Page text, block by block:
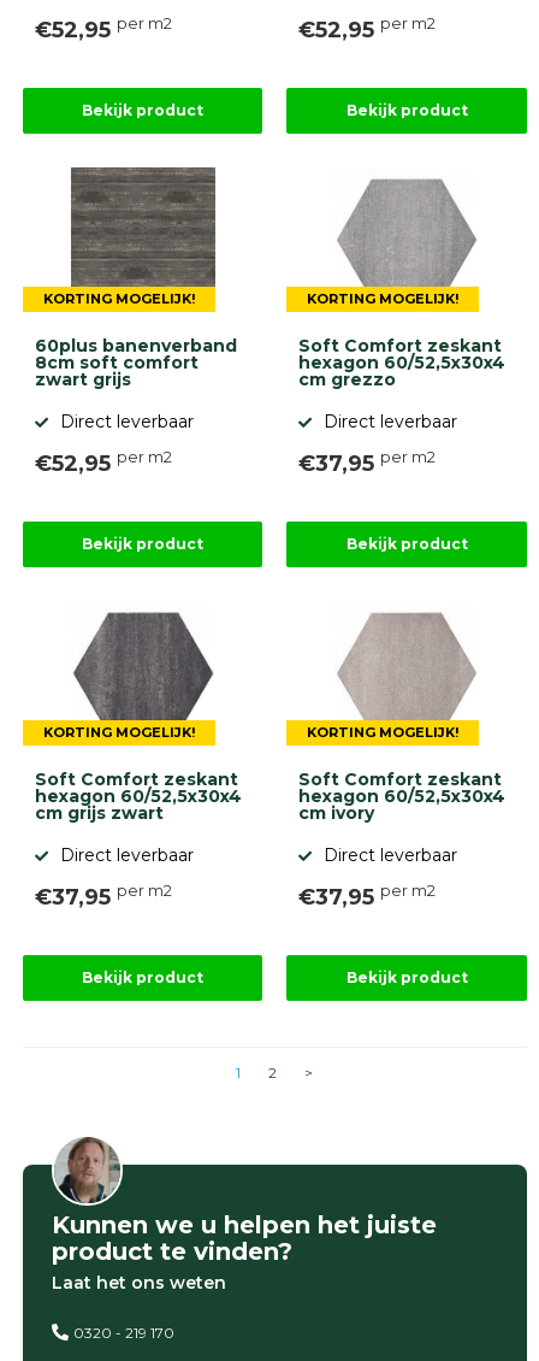
€52,95 per m2
Bekijk product
€52,95 per m2
Bekijk product
KORTING MOGELIJK!
60plus banenverband
8cm soft comfort
zwart grijs
Direct leverbaar
€52,95 per m2
Bekijk product
KORTING MOGELIJK!
Soft Comfort zeskant
hexagon 60/52,5x30x4
cm grezzo
Direct leverbaar
€37,95 per m2
Bekijk product
KORTING MOGELIJK!
Soft Comfort zeskant
hexagon 60/52,5x30x4
cm grijs zwart
Direct leverbaar
€37,95 per m2
Bekijk product
KORTING MOGELIJK!
Soft Comfort zeskant
hexagon 60/52,5x30x4
cm ivory
Direct leverbaar
€37,95 per m2
Bekijk product
1 2 >
Kunnen we u helpen het juiste
product te vinden?
Laat het ons weten
0320 - 219 170